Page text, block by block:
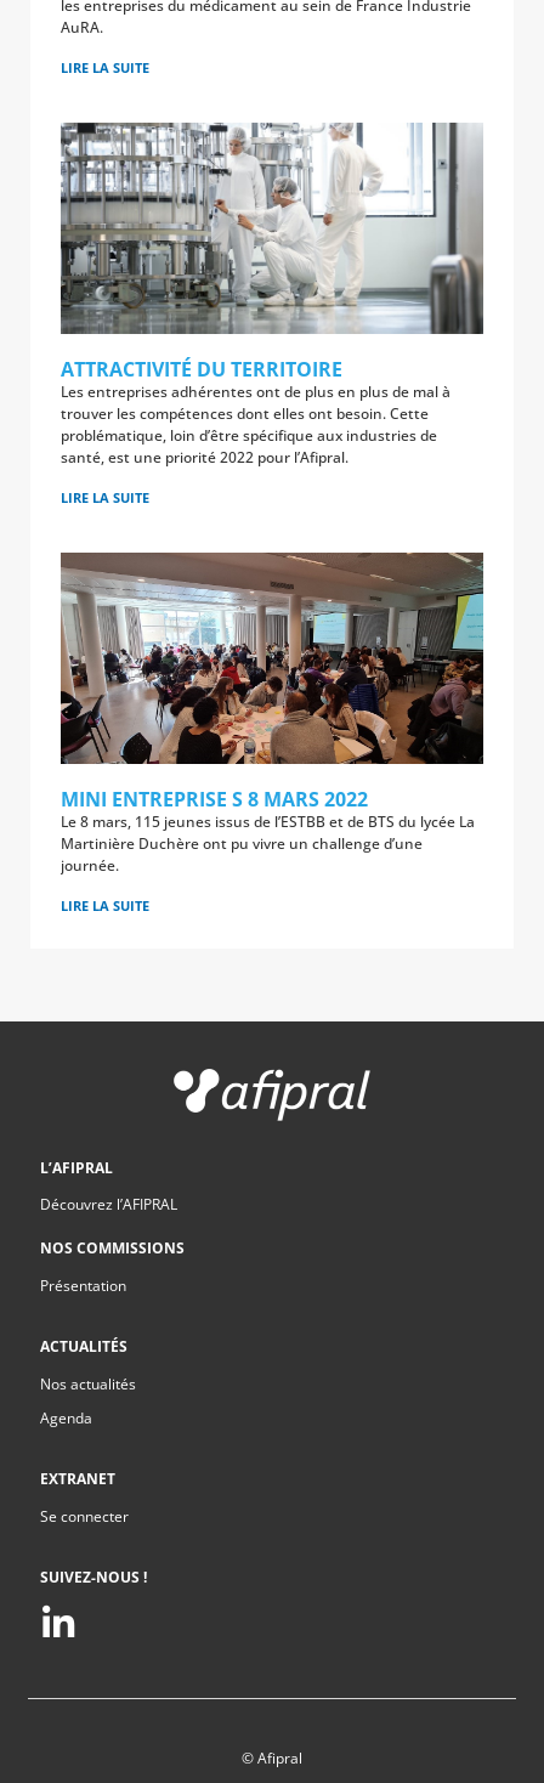
les entreprises du médicament au sein de France Industrie
AuRA.
LIRE LA SUITE
ATTRACTIVITÉ DU TERRITOIRE
Les entreprises adhérentes ont de plus en plus de mal à
trouver les compétences dont elles ont besoin. Cette
problématique, loin d’être spécifique aux industries de
santé, est une priorité 2022 pour l’Afipral.
LIRE LA SUITE
MINI ENTREPRISE S 8 MARS 2022
Le 8 mars, 115 jeunes issus de l’ESTBB et de BTS du lycée La
Martinière Duchère ont pu vivre un challenge d’une
journée.
LIRE LA SUITE
L’AFIPRAL
Découvrez l’AFIPRAL
NOS COMMISSIONS
Présentation
ACTUALITÉS
Nos actualités
Agenda
EXTRANET
Se connecter
SUIVEZ-NOUS !
© Afipral